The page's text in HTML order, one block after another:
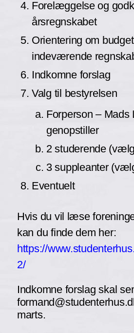
Forelæggelse og
årsregnskabet
Orientering om
indeværende
Indkomne forslag
Valg til bestyrelsen
Forperson – Mads
genopstiller
2 studerende
3 suppleanter
Eventuelt
Hvis du vil læse
kan du finde dem her:
https://
2/
Indkomne forslag skal
marts.